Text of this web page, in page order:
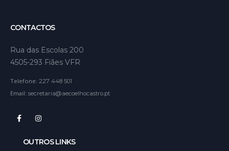
CONTACTOS
Rua das Escolas 200
4505-293 Fiães VFR
Telefone: 227 448 501
Email: secretaria@aecoelhocastro.pt
OUTROS LINKS